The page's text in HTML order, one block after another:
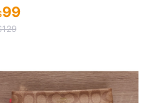
化妝包
99